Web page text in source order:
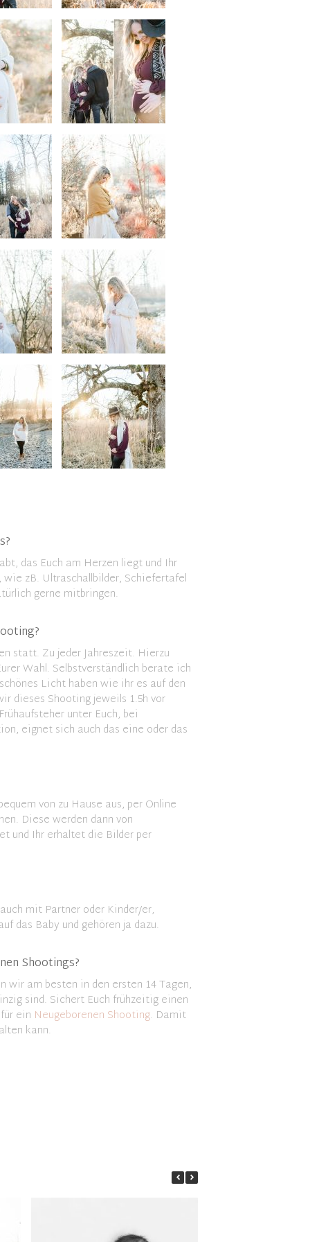
das Euch am Herzen liegt und Ihr
zB. Ultraschallbilder, Schiefertafel
gerne mitbringen.
statt. Zu jeder Jahreszeit. Hierzu
Wahl. Selbstverständlich berate ich
Licht haben wie ihr es auf den
dieses Shooting jeweils 1.5h vor
unter Euch, bei
eignet sich auch das eine oder das
von zu Hause aus, per Online
Diese werden dann von
und Ihr erhaltet die Bilder per
mit Partner oder Kinder/er,
das Baby und gehören ja dazu.
Shootings?
wir am besten in den ersten 14 Tagen,
sind. Sichert Euch frühzeitig einen
ein Neugeborenen Shooting. Damit
kann.